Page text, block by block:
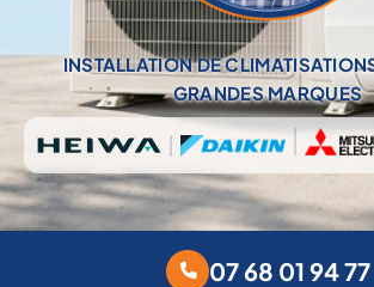
INSTALLATION DE
GRANDES MARQUES
07 68 01 94 77